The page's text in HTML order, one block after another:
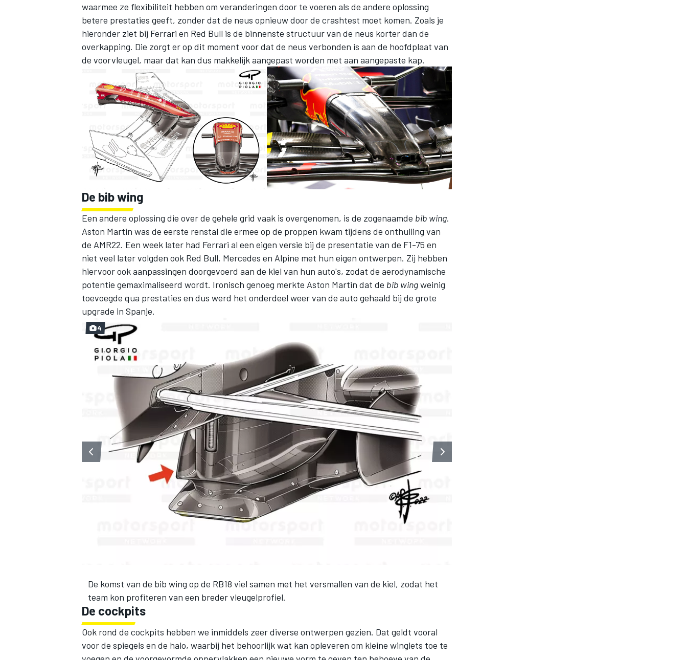
MEER RACEKLASSEN
waarmee ze flexibiliteit hebben om veranderingen door te voeren als de andere oplossing
betere prestaties geeft, zonder dat de neus opnieuw door de crashtest moet komen. Zoals je
hieronder ziet bij Ferrari en Red Bull is de binnenste structuur van de neus korter dan de
overkapping. Die zorgt er op dit moment voor dat de neus verbonden is aan de hoofdplaat van
de voorvleugel, maar dat kan dus makkelijk aangepast worden met aan aangepaste kap.
De bib wing
Een andere oplossing die over de gehele grid vaak is overgenomen, is de zogenaamde bib wing.
Aston Martin was de eerste renstal die ermee op de proppen kwam tijdens de onthulling van
de AMR22. Een week later had Ferrari al een eigen versie bij de presentatie van de F1-75 en
niet veel later volgden ook Red Bull, Mercedes en Alpine met hun eigen ontwerpen. Zij hebben
hiervoor ook aanpassingen doorgevoerd aan de kiel van hun auto's, zodat de aerodynamische
potentie gemaximaliseerd wordt. Ironisch genoeg merkte Aston Martin dat de bib wingweinig
toevoegde qua prestaties en dus werd het onderdeel weer van de auto gehaald bij de grote
upgrade in Spanje.
De komst van de bib wing op de RB18 viel samen met het versmallen van de kiel, zodat het
team kon profiteren van een breder vleugelprofiel.
4
De cockpits
Ook rond de cockpits hebben we inmiddels zeer diverse ontwerpen gezien. Dat geldt vooral
voor de spiegels en de halo, waarbij het behoorlijk wat kan opleveren om kleine winglets toe te